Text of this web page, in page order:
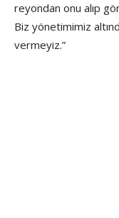
reyondan onu alıp
Biz yönetimimiz
vermeyiz.”